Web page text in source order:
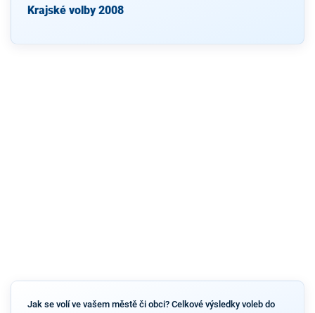
Krajské volby 2008
Jak se volí ve vašem městě či obci? Celkové výsledky voleb do